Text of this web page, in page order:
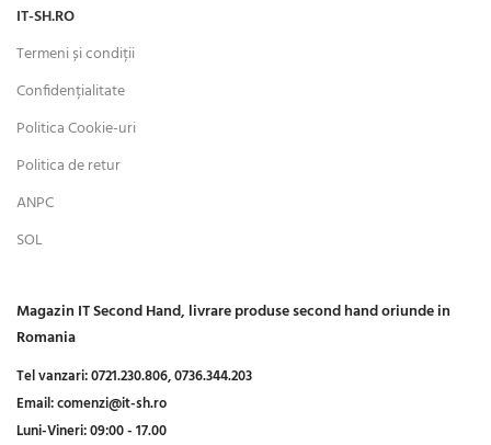
IT-SH.RO
Termeni și condiții
Confidențialitate
Politica Cookie-uri
Politica de retur
ANPC
SOL
Magazin IT Second Hand, livrare produse second hand oriunde in
Romania
Tel vanzari:0721.230.806,0736.344.203
Email:comenzi@it-sh.ro
Luni-Vineri:09:00 - 17.00